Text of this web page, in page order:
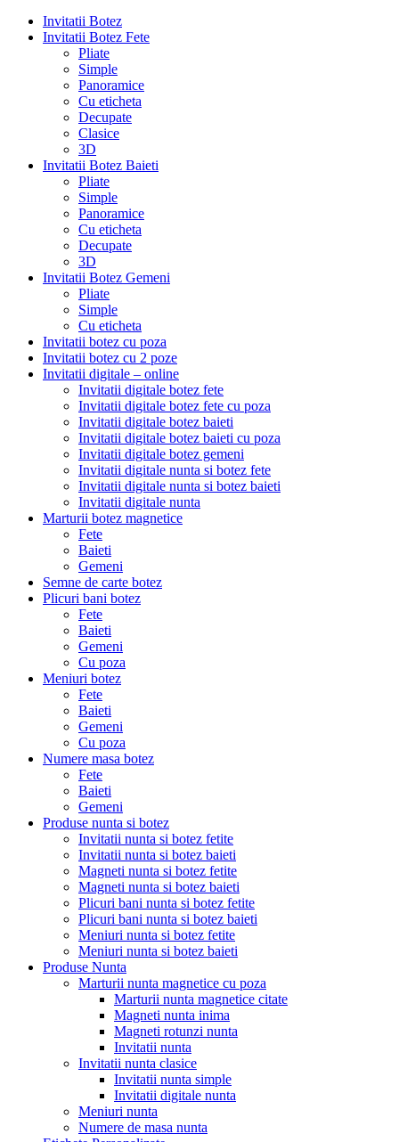
Invitatii Botez
Invitatii Botez Fete
Pliate
Simple
Panoramice
Cu eticheta
Decupate
Clasice
3D
Invitatii Botez Baieti
Pliate
Simple
Panoramice
Cu eticheta
Decupate
3D
Invitatii Botez Gemeni
Pliate
Simple
Cu eticheta
Invitatii botez cu poza
Invitatii botez cu 2 poze
Invitatii digitale – online
Invitatii digitale botez fete
Invitatii digitale botez fete cu poza
Invitatii digitale botez baieti
Invitatii digitale botez baieti cu poza
Invitatii digitale botez gemeni
Invitatii digitale nunta si botez fete
Invitatii digitale nunta si botez baieti
Invitatii digitale nunta
Marturii botez magnetice
Fete
Baieti
Gemeni
Semne de carte botez
Plicuri bani botez
Fete
Baieti
Gemeni
Cu poza
Meniuri botez
Fete
Baieti
Gemeni
Cu poza
Numere masa botez
Fete
Baieti
Gemeni
Produse nunta si botez
Invitatii nunta si botez fetite
Invitatii nunta si botez baieti
Magneti nunta si botez fetite
Magneti nunta si botez baieti
Plicuri bani nunta si botez fetite
Plicuri bani nunta si botez baieti
Meniuri nunta si botez fetite
Meniuri nunta si botez baieti
Produse Nunta
Marturii nunta magnetice cu poza
Marturii nunta magnetice citate
Magneti nunta inima
Magneti rotunzi nunta
Invitatii nunta
Invitatii nunta clasice
Invitatii nunta simple
Invitatii digitale nunta
Meniuri nunta
Numere de masa nunta